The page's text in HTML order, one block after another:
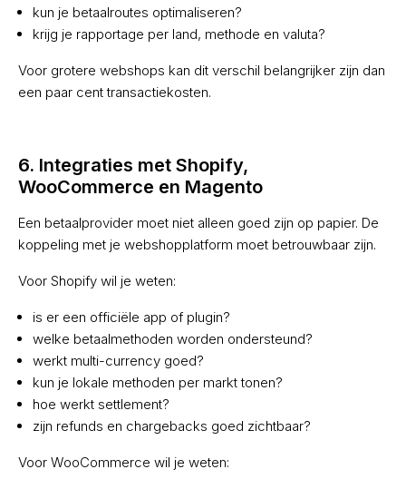
kun je betaalroutes optimaliseren?
krijg je rapportage per land, methode en valuta?
Voor grotere webshops kan dit verschil belangrijker zijn dan
een paar cent transactiekosten.
6. Integraties met Shopify,
WooCommerce en Magento
Een betaalprovider moet niet alleen goed zijn op papier. De
koppeling met je webshopplatform moet betrouwbaar zijn.
Voor Shopify wil je weten:
is er een officiële app of plugin?
welke betaalmethoden worden ondersteund?
werkt multi-currency goed?
kun je lokale methoden per markt tonen?
hoe werkt settlement?
zijn refunds en chargebacks goed zichtbaar?
Voor WooCommerce wil je weten: